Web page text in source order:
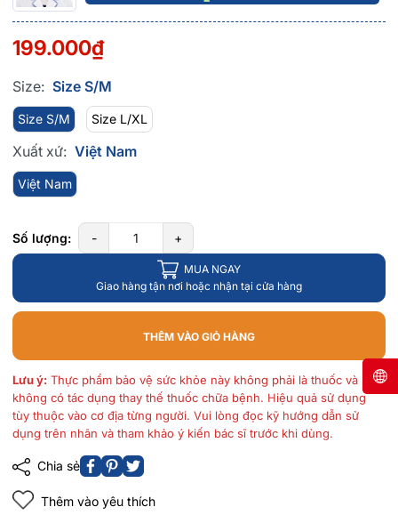
199.000₫
Size: Size S/M
Size S/M Size L/XL
Xuất xứ: Việt Nam
Việt Nam
Số lượng: - +
MUA NGAY
Giao hàng tận nơi hoặc nhận tại cửa hàng
THÊM VÀO GIỎ HÀNG
Lưu ý: Thực phẩm bảo vệ sức khỏe này không phải là thuốc và
không có tác dụng thay thế thuốc chữa bệnh. Hiệu quả sử dụng
tùy thuộc vào cơ địa từng người. Vui lòng đọc kỹ hướng dẫn sử
dụng trên nhãn và tham khảo ý kiến bác sĩ trước khi dùng.
Chia sẻ
Thêm vào yêu thích